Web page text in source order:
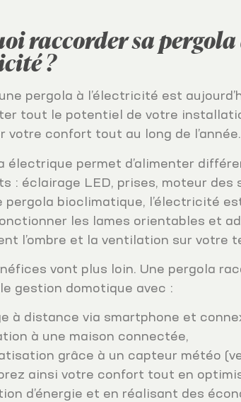
raccorder sa pergola
?
pergola à l’électricité est
tout le potentiel de votre
votre confort tout au long de l’année.
électrique permet d’alimenter
: éclairage LED, prises, moteur des
pergola bioclimatique, l’électricité
les lames orientables et
l’ombre et la ventilation sur votre
vont plus loin. Une pergola
gestion domotique avec :
à distance via smartphone et
à une maison connectée,
grâce à un capteur météo
ainsi votre confort tout en
d’énergie et en réalisant des